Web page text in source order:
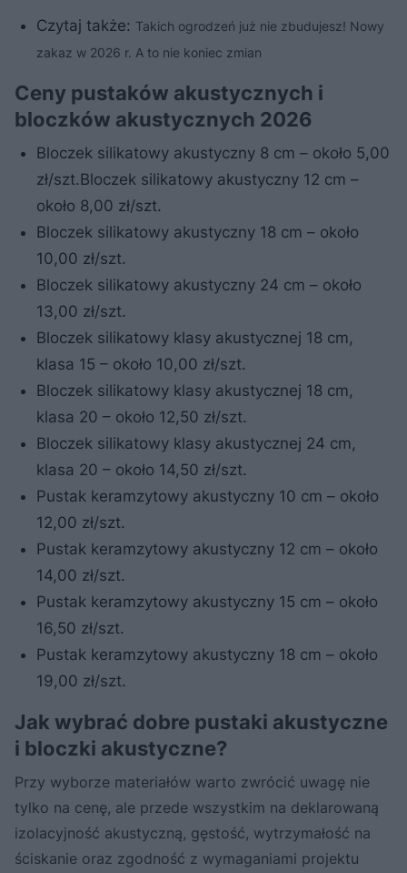
Czytaj także: Takich ogrodzeń już nie zbudujesz! Nowy
zakaz w 2026 r. A to nie koniec zmian
Ceny pustaków akustycznych i
bloczków akustycznych 2026
Bloczek silikatowy akustyczny 8 cm – około 5,00
zł/szt.Bloczek silikatowy akustyczny 12 cm –
około 8,00 zł/szt.
Bloczek silikatowy akustyczny 18 cm – około
10,00 zł/szt.
Bloczek silikatowy akustyczny 24 cm – około
13,00 zł/szt.
Bloczek silikatowy klasy akustycznej 18 cm,
klasa 15 – około 10,00 zł/szt.
Bloczek silikatowy klasy akustycznej 18 cm,
klasa 20 – około 12,50 zł/szt.
Bloczek silikatowy klasy akustycznej 24 cm,
klasa 20 – około 14,50 zł/szt.
Pustak keramzytowy akustyczny 10 cm – około
12,00 zł/szt.
Pustak keramzytowy akustyczny 12 cm – około
14,00 zł/szt.
Pustak keramzytowy akustyczny 15 cm – około
16,50 zł/szt.
Pustak keramzytowy akustyczny 18 cm – około
19,00 zł/szt.
Jak wybrać dobre pustaki akustyczne
i bloczki akustyczne?
Przy wyborze materiałów warto zwrócić uwagę nie
tylko na cenę, ale przede wszystkim na deklarowaną
izolacyjność akustyczną, gęstość, wytrzymałość na
ściskanie oraz zgodność z wymaganiami projektu